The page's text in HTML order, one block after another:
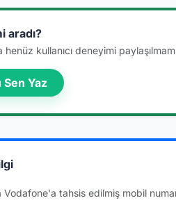
aradı?
henüz kullanıcı deneyimi
Yaz
Vodafone'a tahsis edilmiş mobil